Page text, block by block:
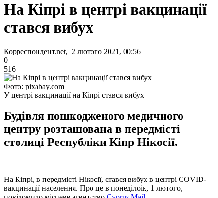
На Кіпрі в центрі вакцинації
стався вибух
Корреспондент.net, 2 лютого 2021, 00:56
0
516
Фото: pixabay.com
У центрі вакцинації на Кіпрі стався вибух
Будівля пошкодженого медичного
центру розташована в передмісті
столиці Республіки Кіпр Нікосії.
На Кіпрі, в передмісті Нікосії, стався вибух в центрі COVID-
вакцинації населення. Про це в понеділоік, 1 лютого,